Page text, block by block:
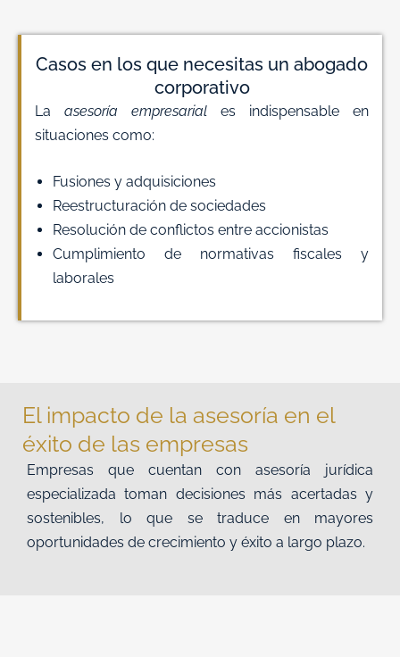
Casos en los que necesitas un abogado
corporativo
La asesoría empresarial es indispensable en
situaciones como:
Fusiones y adquisiciones
Reestructuración de sociedades
Resolución de conflictos entre accionistas
Cumplimiento de normativas fiscales y
laborales
El impacto de la asesoría en el
éxito de las empresas
Empresas que cuentan con asesoría jurídica
especializada toman decisiones más acertadas y
sostenibles, lo que se traduce en mayores
oportunidades de crecimiento y éxito a largo plazo.